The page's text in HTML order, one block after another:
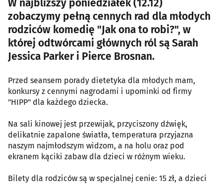
W najbliższy poniedziałek (12.12)
zobaczymy pełną cennych rad dla młodych
rodziców komedię "Jak ona to robi?", w
której odtwórcami głównych ról są Sarah
Jessica Parker i Pierce Brosnan.
Przed seansem porady dietetyka dla młodych mam,
konkursy z cennymi nagrodami i upominki od firmy
"HIPP" dla każdego dziecka.
Na sali kinowej jest przewijak, przyciszony dźwięk,
delikatnie zapalone światła, temperatura przyjazna
naszym najmłodszym widzom, a na holu oraz pod
ekranem kąciki zabaw dla dzieci w różnym wieku.
Bilety dla rodziców są w specjalnej cenie: 15 zł, a dzieci